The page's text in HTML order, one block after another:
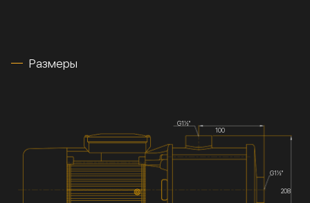
Размеры
G1½''
G1½''
100
208